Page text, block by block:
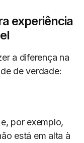
experiência
a diferença na
de verdade:
por exemplo,
está em alta à